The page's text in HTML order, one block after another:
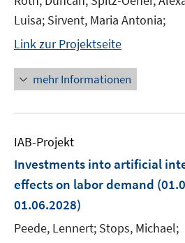
Luisa; Sirvent, Maria Antonia;
Link zur Projektseite
mehr Informationen
IAB-Projekt
Investments into artificial
effects on labor demand
01.06.2028)
Peede, Lennert; Stops, Michael;